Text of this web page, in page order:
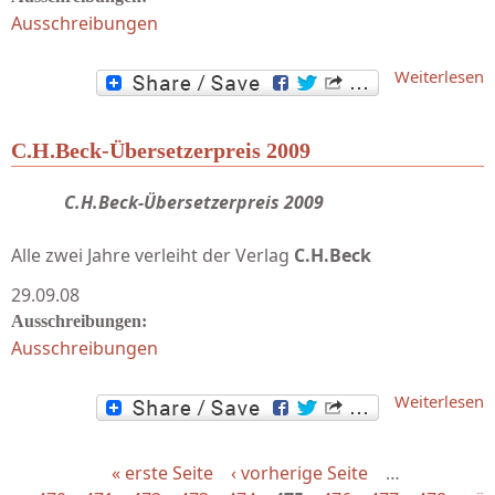
Ausschreibungen
Weiterlesen
C.H.Beck-Übersetzerpreis 2009
C.H.Beck-Übersetzerpreis 2009
Alle zwei Jahre verleiht der Verlag C.H.Beck
29.09.08
Ausschreibungen:
Ausschreibungen
Weiterlesen
« erste Seite ‹ vorherige Seite
…